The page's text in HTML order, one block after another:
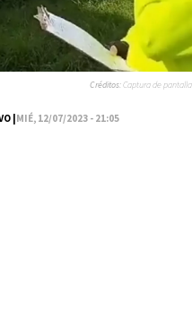
|MIÉ, 12/07/2023 - 21:05
Créditos:Captura de pantalla